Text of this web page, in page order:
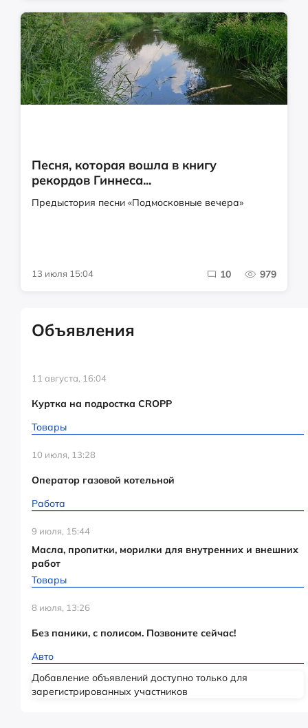
Песня, которая вошла в книгу
рекордов Гиннеса...
Предыстория песни «Подмосковные вечера»
13 июля 15:04 10 979
Объявления
11 августа, 16:04
Куртка на подростка CROPP
Товары
10 июля, 13:28
Оператор газовой котельной
Работа
9 июля, 15:44
Масла, пропитки, морилки для внутренних и внешних
работ
Товары
8 июля, 13:26
Без паники, с полисом. Позвоните сейчас!
Авто
Добавление объявлений доступно только для
зарегистрированных участников